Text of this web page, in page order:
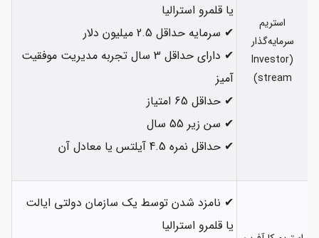
استریم
سرمایه‌گذار
(Investor
stream)
یا قلمرو استرالیا
✔ سرمایه حداقل 2.5 میلیون دلار
✔ دارای حداقل 3 سال تجربه مدیریت موفقیت
آمیز
✔ حداقل 65 امتیاز
✔ سن زیر 55 سال
✔ حداقل نمره 4.5 آیلتس یا معادل آن
✔ نامزد شدن توسط یک سازمان دولتی ایالت
یا قلمرو استرالیا